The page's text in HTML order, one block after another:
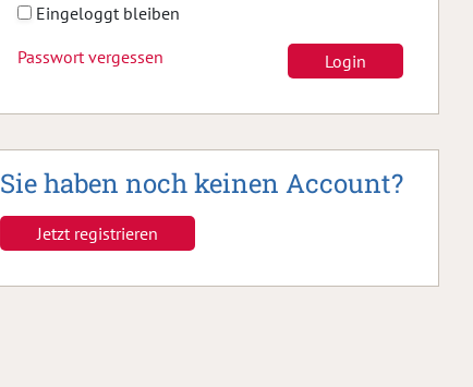
Eingeloggt bleiben
Passwort vergessen
Login
Sie haben noch keinen Account?
Jetzt registrieren